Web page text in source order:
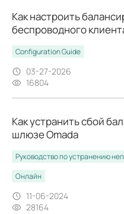
Как настроить
беспроводного
Configuration Guide
03-27-2026
16804
Как устранить сбой
шлюзе Omada
Руководство по устранению
Онлайн
11-06-2024
28164